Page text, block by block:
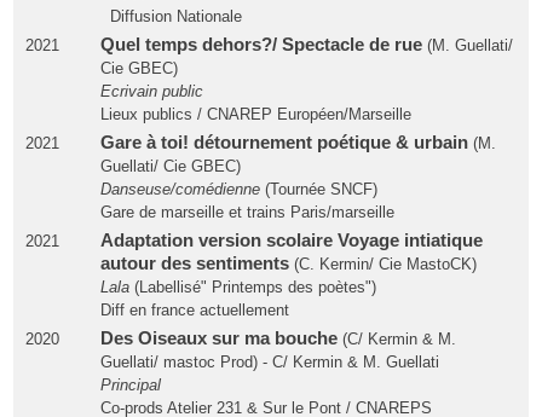
Diffusion Nationale
2021
Quel temps dehors?/ Spectacle de rue(M. Guellati/
Cie GBEC)
Ecrivain public
Lieux publics / CNAREP Européen/Marseille
2021
Gare à toi! détournement poétique & urbain(M.
Guellati/ Cie GBEC)
Danseuse/comédienne(Tournée SNCF)
Gare de marseille et trains Paris/marseille
2021
Adaptation version scolaire Voyage intiatique
autour des sentiments(C. Kermin/ Cie MastoCK)
Lala(Labellisé" Printemps des poètes")
Diff en france actuellement
2020
Des Oiseaux sur ma bouche (C/ Kermin & M.
Guellati/ mastoc Prod) - C/ Kermin & M. Guellati
Principal
Co-prods Atelier 231 & Sur le Pont / CNAREPS